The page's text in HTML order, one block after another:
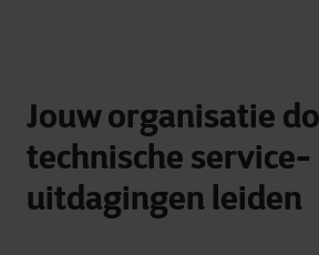
Jouw organisatie
technische service-
uitdagingen leiden